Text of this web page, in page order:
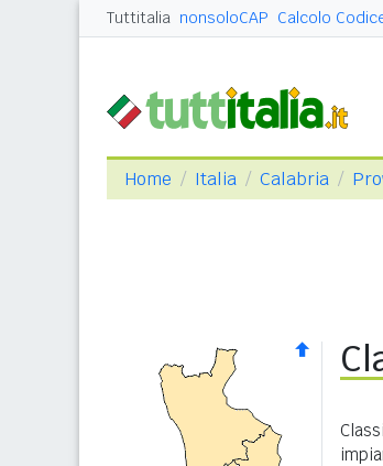
Tuttitalia nonsoloCAP Calcolo
Home Italia Calabria